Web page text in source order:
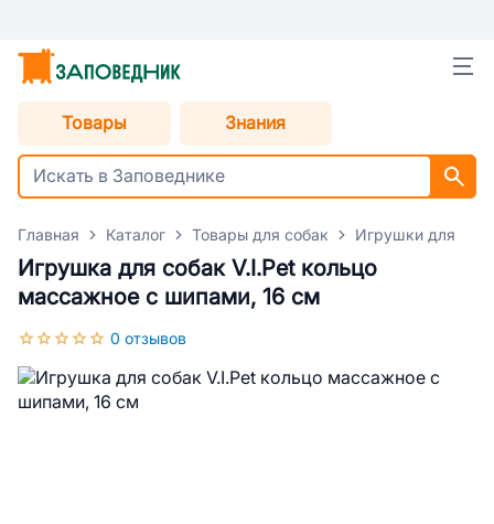
Товары Знания
Главная Каталог Товары для собак Игрушки для
Игрушка для собак V.I.Pet кольцо
массажное с шипами, 16 см
0 отзывов